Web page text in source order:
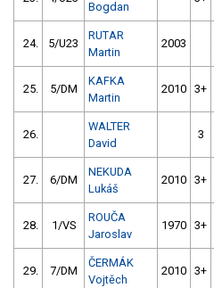
Bogdan
24. 5/U23
RUTAR
Martin
2003
25. 5/DM
KAFKA
Martin
2010 3+
26.
WALTER
David
3
27. 6/DM
NEKUDA
Lukáš
2010 3+
28. 1/VS
ROUČA
Jaroslav
1970 3+
29. 7/DM
ČERMÁK
Vojtěch
2010 3+